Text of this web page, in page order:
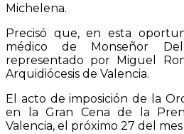
Michelena.
Precisó que, en esta
médico de Monseñor
representado por Miguel
Arquidiócesis de Valencia.
El acto de imposición de la
en la Gran Cena de la
Valencia, el próximo 27 del